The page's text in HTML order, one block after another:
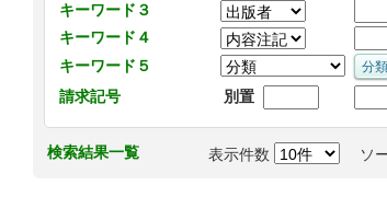
キーワード３
キーワード４
キーワード５
請求記号
別置
検索結果一覧 表示件数 ソ